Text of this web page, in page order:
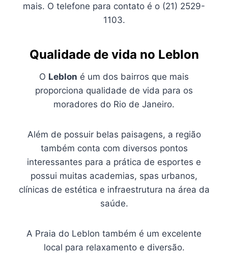
mais. O telefone para contato é o (21) 2529-
1103.
Qualidade de vida no Leblon
O Leblon é um dos bairros que mais
proporciona qualidade de vida para os
moradores do Rio de Janeiro.
Além de possuir belas paisagens, a região
também conta com diversos pontos
interessantes para a prática de esportes e
possui muitas academias, spas urbanos,
clínicas de estética e infraestrutura na área da
saúde.
A Praia do Leblon também é um excelente
local para relaxamento e diversão.